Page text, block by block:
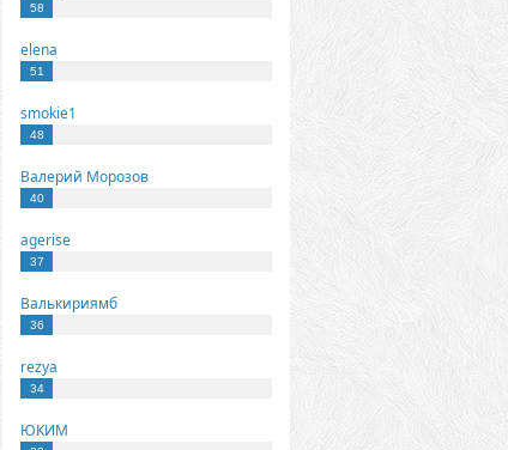
58
elena
51
smokie1
48
Валерий Морозов
40
agerise
37
Валькириямб
36
rezya
34
ЮКИМ